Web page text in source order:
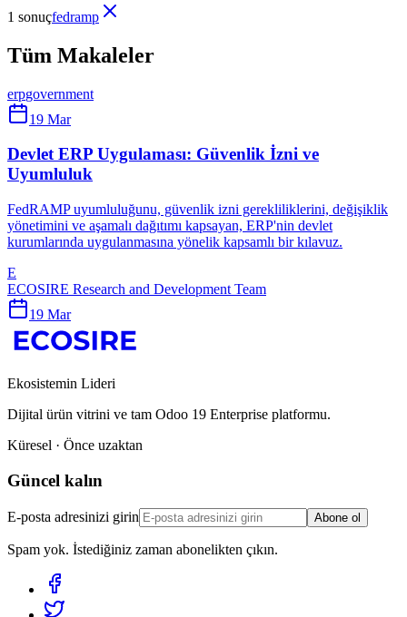
1 sonuçfedramp
Tüm Makaleler
erpgovernment
19 Mar
Devlet ERP Uygulaması: Güvenlik İzni ve
Uyumluluk
FedRAMP uyumluluğunu, güvenlik izni gerekliliklerini, değişiklik
yönetimini ve aşamalı dağıtımı kapsayan, ERP'nin devlet
kurumlarında uygulanmasına yönelik kapsamlı bir kılavuz.
E
ECOSIRE Research and Development Team
19 Mar
Ekosistemin Lideri
Dijital ürün vitrini ve tam Odoo 19 Enterprise platformu.
Küresel · Önce uzaktan
Güncel kalın
E-posta adresinizi girin Abone ol
Spam yok. İstediğiniz zaman abonelikten çıkın.